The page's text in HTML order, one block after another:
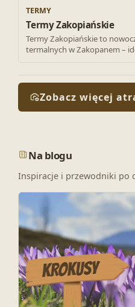
TERMY
Termy Zakopiańskie
Termy Zakopiańskie to
termalnych w Zakopanem –
Zobacz więcej
Na blogu
Inspiracje i przewodniki po